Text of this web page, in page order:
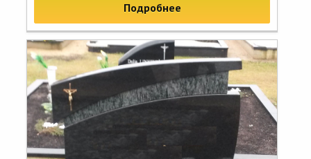
Подробнее